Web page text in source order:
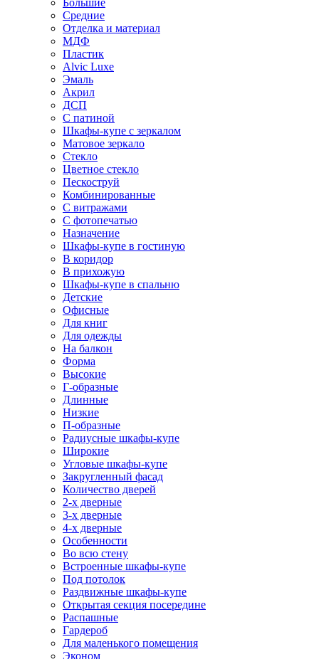
Большие
Средние
Отделка и материал
МДФ
Пластик
Alvic Luxe
Эмаль
Акрил
ДСП
С патиной
Шкафы-купе с зеркалом
Матовое зеркало
Стекло
Цветное стекло
Пескоструй
Комбинированные
С витражами
С фотопечатью
Назначение
Шкафы-купе в гостиную
В коридор
В прихожую
Шкафы-купе в спальню
Детские
Офисные
Для книг
Для одежды
На балкон
Форма
Высокие
Г-образные
Длинные
Низкие
П-образные
Радиусные шкафы-купе
Широкие
Угловые шкафы-купе
Закругленный фасад
Количество дверей
2-х дверные
3-х дверные
4-х дверные
Особенности
Во всю стену
Встроенные шкафы-купе
Под потолок
Раздвижные шкафы-купе
Открытая секция посередине
Распашные
Гардероб
Для маленького помещения
Эконом